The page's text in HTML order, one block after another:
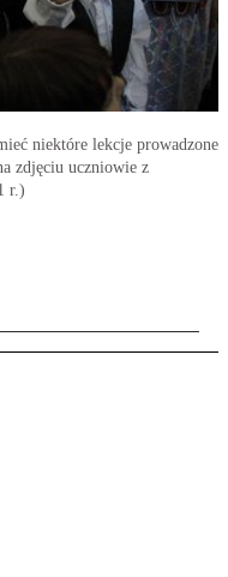
niektóre lekcje prowadzone
zdjęciu uczniowie z
r.)